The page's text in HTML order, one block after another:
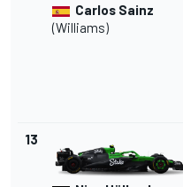
Carlos Sainz
(Williams)
13